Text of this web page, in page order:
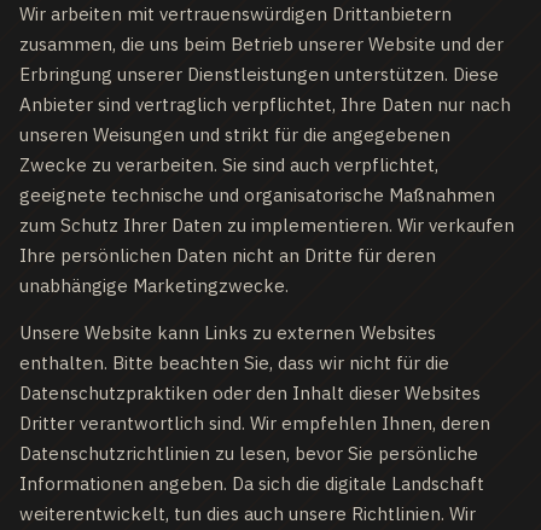
Wir arbeiten mit vertrauenswürdigen Drittanbietern
zusammen, die uns beim Betrieb unserer Website und der
Erbringung unserer Dienstleistungen unterstützen. Diese
Anbieter sind vertraglich verpflichtet, Ihre Daten nur nach
unseren Weisungen und strikt für die angegebenen
Zwecke zu verarbeiten. Sie sind auch verpflichtet,
geeignete technische und organisatorische Maßnahmen
zum Schutz Ihrer Daten zu implementieren. Wir verkaufen
Ihre persönlichen Daten nicht an Dritte für deren
unabhängige Marketingzwecke.
Unsere Website kann Links zu externen Websites
enthalten. Bitte beachten Sie, dass wir nicht für die
Datenschutzpraktiken oder den Inhalt dieser Websites
Dritter verantwortlich sind. Wir empfehlen Ihnen, deren
Datenschutzrichtlinien zu lesen, bevor Sie persönliche
Informationen angeben. Da sich die digitale Landschaft
weiterentwickelt, tun dies auch unsere Richtlinien. Wir